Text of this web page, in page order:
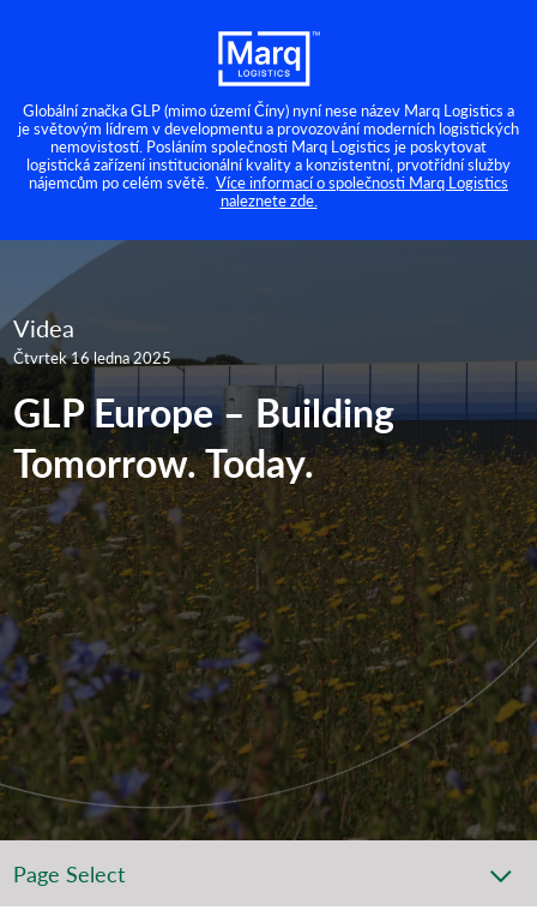
Globální značka GLP (mimo území Číny) nyní nese název Marq Logistics a
je světovým lídrem v developmentu a provozování moderních logistických
nemovistostí. Posláním společnosti Marq Logistics je poskytovat
logistická zařízení institucionální kvality a konzistentní, prvotřídní služby
nájemcům po celém světě. Více informací o společnosti Marq Logistics
naleznete zde.
Videa
Čtvrtek 16 ledna 2025
GLP Europe – Building
Tomorrow. Today.
Page Select